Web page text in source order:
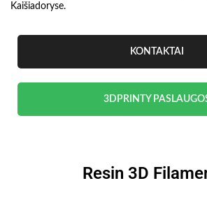
Kaišiadoryse.
KONTAKTAI
3DPRINTY
Resin 3D